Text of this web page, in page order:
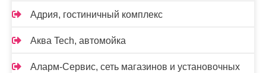
Адрия, гостиничный комплекс
Аква Tech, автомойка
Аларм-Сервис, сеть магазинов и установочных